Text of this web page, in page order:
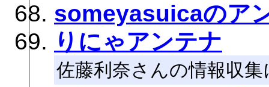
someyasuicaのア
りにゃアンテナ
佐藤利奈さんの情報収